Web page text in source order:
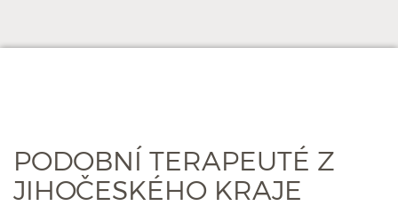
PODOBNÍ TERAPEUTÉ Z
JIHOČESKÉHO KRAJE